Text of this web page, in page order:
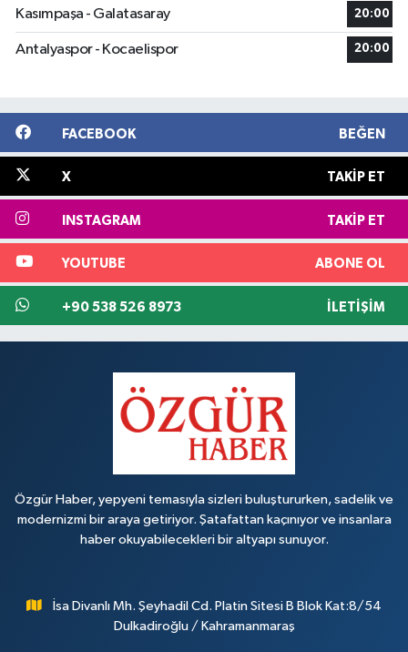
Kasımpaşa - Galatasaray 20:00
Antalyaspor - Kocaelispor 20:00
FACEBOOK BEĞEN
X TAKIP ET
INSTAGRAM TAKIP ET
YOUTUBE ABONE OL
+90 538 526 8973 İLETIŞIM
Özgür Haber, yepyeni temasıyla sizleri buluştururken, sadelik ve
modernizmi bir araya getiriyor. Şatafattan kaçınıyor ve insanlara
haber okuyabilecekleri bir altyapı sunuyor.
İsa Divanlı Mh. Şeyhadil Cd. Platin Sitesi B Blok Kat:8/54
Dulkadiroğlu / Kahramanmaraş